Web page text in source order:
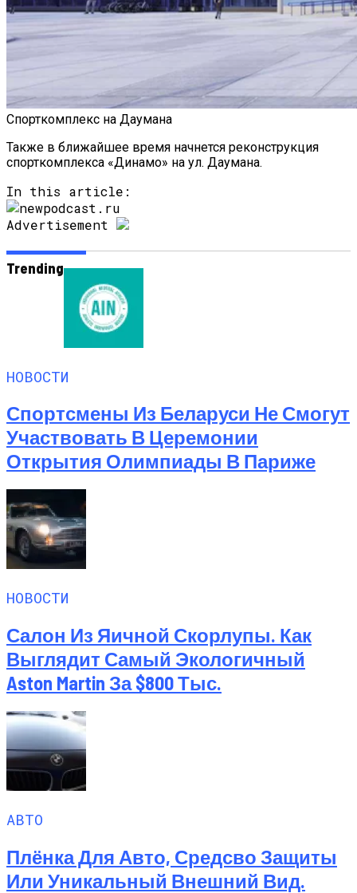
Спорткомплекс на Даумана
Также в ближайшее время начнется реконструкция
спорткомплекса «Динамо» на ул. Даумана.
In this article:
Advertisement
Trending
НОВОСТИ
Спортсмены Из Беларуси Не Смогут
Участвовать В Церемонии
Открытия Олимпиады В Париже
НОВОСТИ
Салон Из Яичной Скорлупы. Как
Выглядит Самый Экологичный
Aston Martin За $800 Тыс.
АВТО
Плёнка Для Авто, Средсво Защиты
Или Уникальный Внешний Вид.